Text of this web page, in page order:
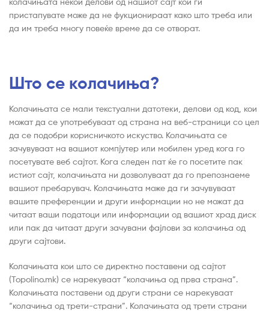
пристапувате може да не фукционираат како што треба или
да им треба многу повеќе време да се отворат.
Што се колачиња?
Колачињата се мали текстуални датотеки, делови од код, кои
можат да се употребуваат од страна на веб-страници со цел
да се подобри корисничкото искуство. Колачињата се
зачувуваат на вашиот компјутер или мобилен уред кога го
посетувате веб сајтот. Кога следен пат ќе го посетите пак
истиот сајт, колачињата ни дозволуваат да го препознаеме
вашиот пребарувач. Колачињата може да ги зачувуваат
вашите преференции и други информации но не можат да
читаат ваши податоци или информации од вашиот храд диск
или пак да читаат други зачувани фајлови за колачиња од
други сајтови.
Колачињата кои што се директно поставени од сајтот
(Topolino.mk) се нарекуваат “колачиња од прва страна”.
Колачињата поставени од други страни се нарекуваат
“колачиња од трети-страни”. Колачињата од трети страни